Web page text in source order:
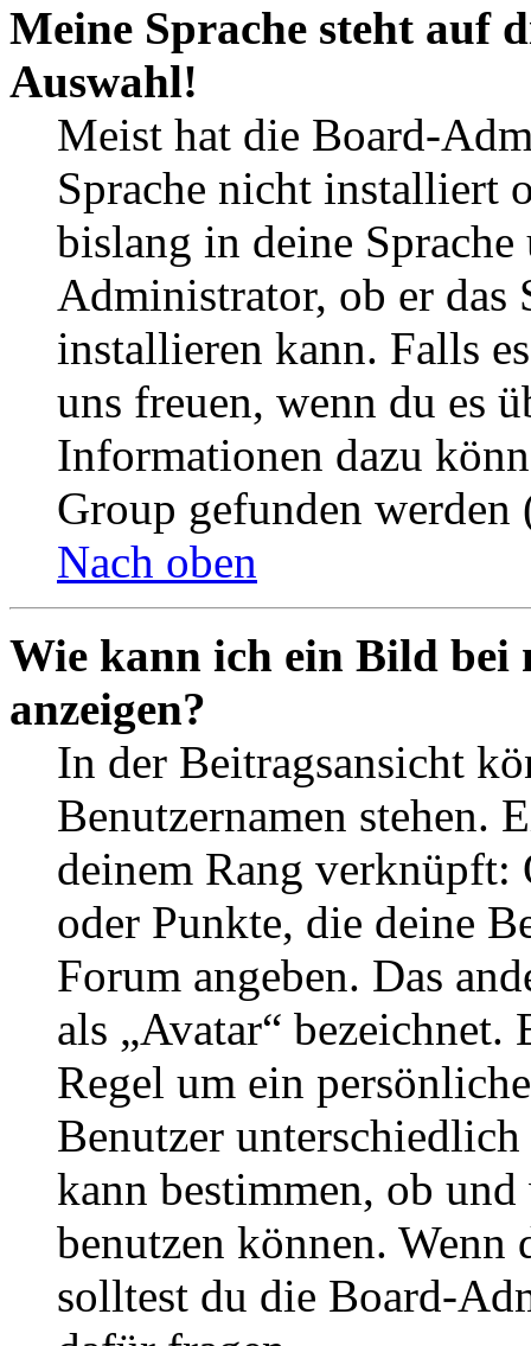
Meine Sprache steht auf
Auswahl!
Meist hat die Board-
Sprache nicht installiert
bislang in deine
Administrator, ob er das
installieren kann. Falls
uns freuen, wenn du es
Informationen dazu
Group gefunden
Nach oben
Wie kann ich ein Bild bei
anzeigen?
In der Beitragsansicht
Benutzernamen stehen.
deinem Rang verknüpft:
oder Punkte, die deine
Forum angeben. Das
als „Avatar“
Regel um ein
Benutzer
kann bestimmen, ob
benutzen können. Wenn
solltest du die Board-